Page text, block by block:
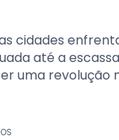
cidades
até a
uma revolução